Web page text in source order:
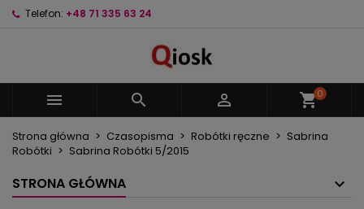
Telefon: +48 71 335 63 24
   shopping_cart0
Strona główna Czasopisma Robótki ręczne
Sabrina
Robótki
Sabrina Robótki 5/2015
STRONA GŁÓWNA
Nazwa listy życzeń
Anuluj
Musisz być zalogowany by zapisać produkty na
swojej liście życzeń.
Anuluj Zaloguj się